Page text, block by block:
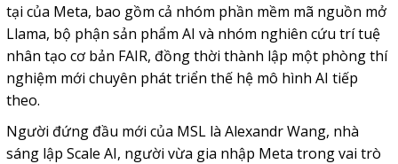
tại của Meta, bao gồm cả nhóm phần mềm mã nguồn mở
Llama, bộ phận sản phẩm AI và nhóm nghiên cứu trí tuệ
nhân tạo cơ bản FAIR, đồng thời thành lập một phòng thí
nghiệm mới chuyên phát triển thế hệ mô hình AI tiếp
theo.
Người đứng đầu mới của MSL là Alexandr Wang, nhà
sáng lập Scale AI, người vừa gia nhập Meta trong vai trò